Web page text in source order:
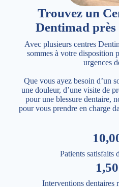
Trouvez un
Dentimad près
Avec plusieurs centres
sommes à votre disposition
urgences
Que vous ayez besoin d’un
une douleur, d’une visite de
pour une blessure dentaire,
pour vous prendre en charge
Patients satisfaits
Interventions dentaires